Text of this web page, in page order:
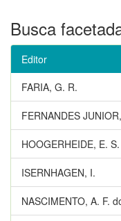
Busca
Editor
FARIA, G. R.
FERNANDES
HOOGERHEIDE, E.
ISERNHAGEN, I.
NASCIMENTO, A. F.